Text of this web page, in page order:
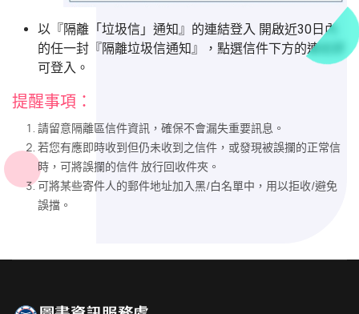
以『隔離「垃圾信」通知』的連結登入 開啟近30日內
的任一封『隔離垃圾信通知』，點選信件下方的連結即
可登入。
提醒事項：
請留意隔離區信件資訊，確保不會漏失重要訊息。
若您有應即時收到但仍未收到之信件，或發現被誤攔的正常信
時，可將誤攔的信件 放行回收件夾。
可將某些寄件人的郵件地址加入黑/白名單中，用以拒收/避免
誤擋。